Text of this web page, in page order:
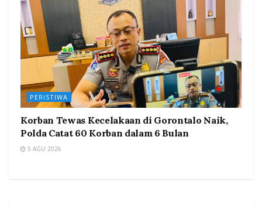
PERISTIWA
Korban Tewas Kecelakaan di Gorontalo Naik,
Polda Catat 60 Korban dalam 6 Bulan
5 AGU 2026